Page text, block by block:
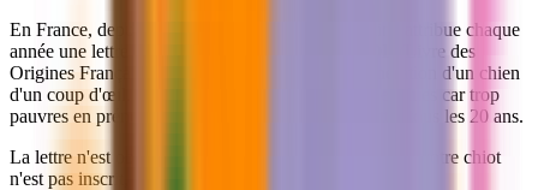
En France, depuis 1926, la Société Centrale Canine attribue chaque
année une lettre aux chiots de race inscrits au
(Livre des
Origines Français). Cela permet d'identifier la génération d'un chien
d'un coup d'œil. Les lettres
sont exclues car trop
pauvres en prénoms, ce qui fait revenir chaque lettre tous les 20 ans.
La lettre n'est obligatoire que pour les chiens
. Si votre chiot
n'est pas inscrit, c'est une jolie tradition, pas une règle.